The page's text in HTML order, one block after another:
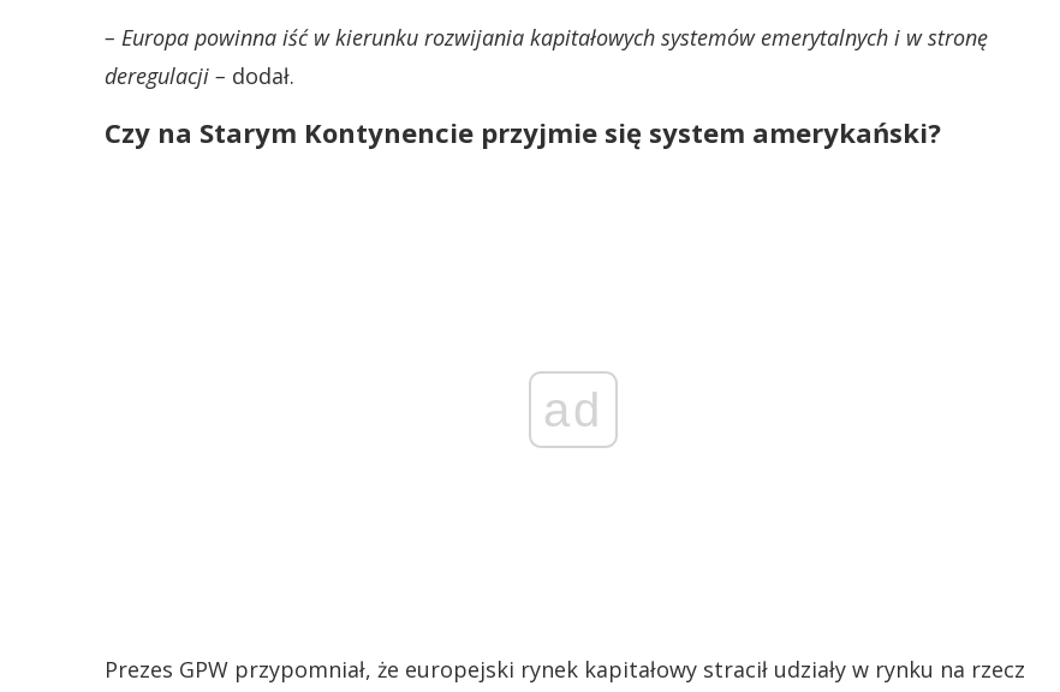
– Europa powinna iść w kierunku rozwijania kapitałowych systemów emerytalnych i w stronę
deregulacji – dodał.
Czy na Starym Kontynencie przyjmie się system amerykański?
ad
Prezes GPW przypomniał, że europejski rynek kapitałowy stracił udziały w rynku na rzecz